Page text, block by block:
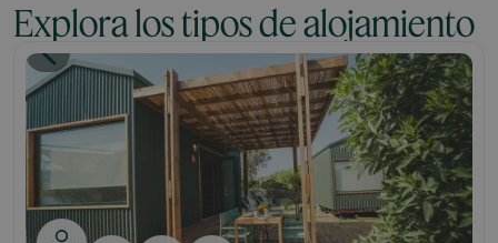
Explora los tipos de alojamiento
Tiny